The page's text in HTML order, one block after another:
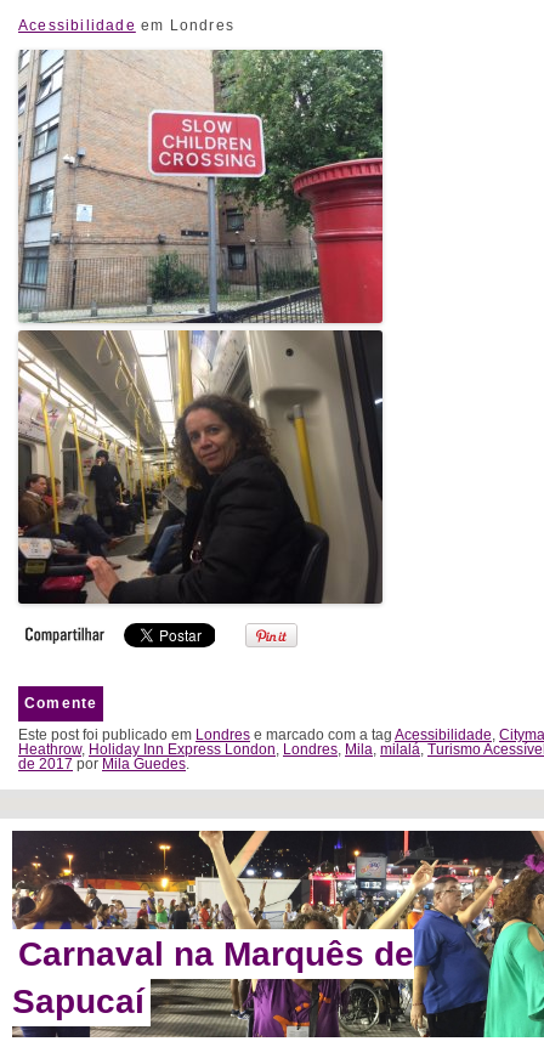
Acessibilidade em Londres
Comente
Este post foi publicado em Londres e marcado com a tag Acessibilidade,
Heathrow, Holiday Inn Express London, Londres, Mila, milalá, Turismo
de 2017 por Mila Guedes.
Carnaval na Marquês de
Sapucaí